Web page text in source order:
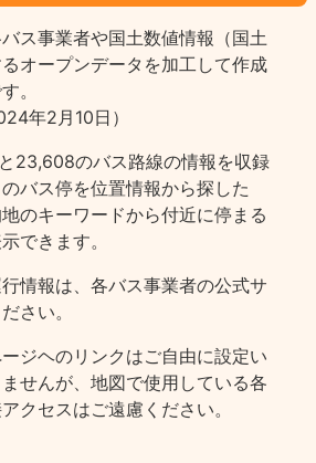
ス事業者や国土数値情報（国土
オープンデータを加工して作成
。
年2月10日）
23,608のバス路線の情報を収録
バス停を位置情報から探した
のキーワードから付近に停まる
できます。
情報は、各バス事業者の公式サ
さい。
ジヘのリンクはご自由に設定い
せんが、地図で使用している各
クセスはご遠慮ください。